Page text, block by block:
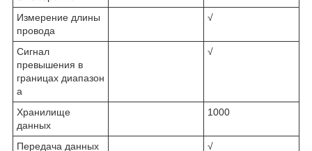
Измерение длины
провода
√
Сигнал
превышения в
границах диапазон
а
√
Хранилище
данных
1000
Передача данных √